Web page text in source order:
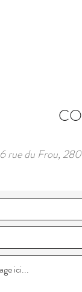
6 rue du Frou,